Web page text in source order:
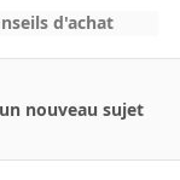
d'achat
nouveau sujet